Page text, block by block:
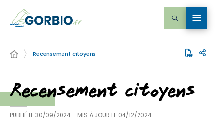
Recensement citoyens
Recensement citoyens
PUBLIÉ LE30/09/2024 – MIS À JOUR LE 04/12/2024